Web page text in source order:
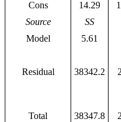
Cons
14.29
Source
SS
Model
5.61
Residual
38342.2
Total
38347.8